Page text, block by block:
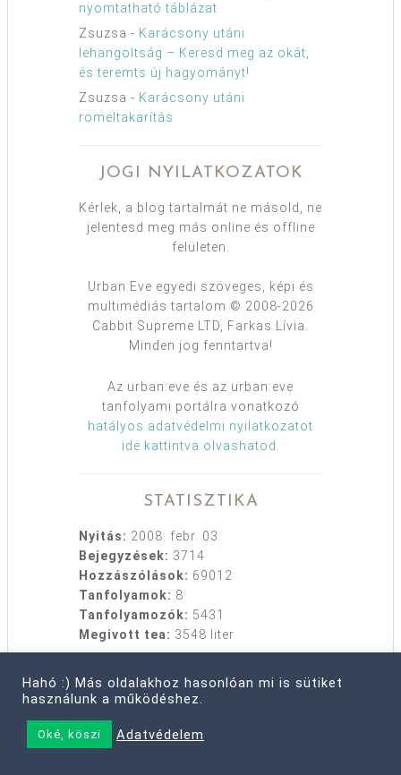
nyomtatható táblázat
Zsuzsa - Karácsony utáni
lehangoltság – Keresd meg az okát,
és teremts új hagyományt!
Zsuzsa - Karácsony utáni
romeltakarítás
JOGI NYILATKOZATOK
Kérlek, a blog tartalmát ne másold, ne
jelentesd meg más online és offline
felületen.
Urban:Eve egyedi szöveges, képi és
multimédiás tartalom © 2008-2026
Cabbit Supreme LTD, Farkas Lívia.
Minden jog fenntartva!
Az urban:eve és az urban:eve
tanfolyami portálra vonatkozó
hatályos adatvédelmi nyilatkozatot
ide kattintva olvashatod .
STATISZTIKA
Nyitás: 2008. febr. 03.
Bejegyzések: 3714
Hozzászólások: 69012
Tanfolyamok: 8
Tanfolyamozók: 5431
Megivott tea: 3548 liter
HASZNOS
Hahó :) Más oldalakhoz hasonlóan mi is sütiket
használunk a működéshez.
Oké, köszi Adatvédelem